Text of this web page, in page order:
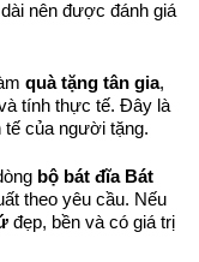
nên được đánh giá
quà tặng tân gia
tính thực tế. Đây là
của người tặng.
bộ bát đĩa Bát
theo yêu cầu. Nếu
đẹp, bền và có giá trị